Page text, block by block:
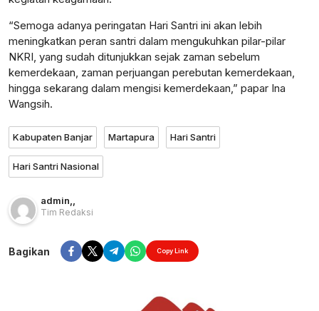
“Semoga adanya peringatan Hari Santri ini akan lebih
meningkatkan peran santri dalam mengukuhkan pilar-pilar
NKRI, yang sudah ditunjukkan sejak zaman sebelum
kemerdekaan, zaman perjuangan perebutan kemerdekaan,
hingga sekarang dalam mengisi kemerdekaan,” papar Ina
Wangsih.
Kabupaten Banjar Martapura Hari Santri
Hari Santri Nasional
admin,,
Tim Redaksi
Bagikan Copy Link